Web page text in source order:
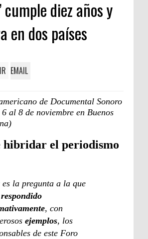
cumple diez años y
en dos países
EMAIL
de Documental Sonoro
al 8 de noviembre en Buenos
hibridar el periodismo
es la pregunta a la que
, con
ejemplos, los
de este Foro